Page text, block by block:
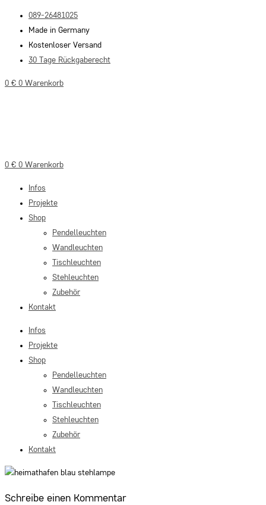
Inhalt
springen
089-26481025
Made in Germany
Kostenloser Versand
30 Tage Rückgaberecht
0 € 0 Warenkorb
0 € 0 Warenkorb
Infos
Projekte
Shop
Pendelleuchten
Wandleuchten
Tischleuchten
Stehleuchten
Zubehör
Kontakt
Infos
Projekte
Shop
Pendelleuchten
Wandleuchten
Tischleuchten
Stehleuchten
Zubehör
Kontakt
Schreibe einen Kommentar